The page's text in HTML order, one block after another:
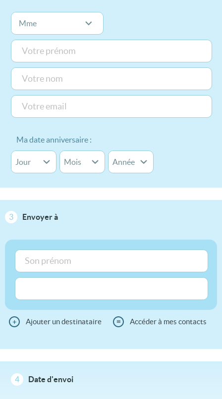
Ma date anniversaire :
3 Envoyer à
+ Ajouter un destinataire ≡ Accéder à mes contacts
4 Date d'envoi